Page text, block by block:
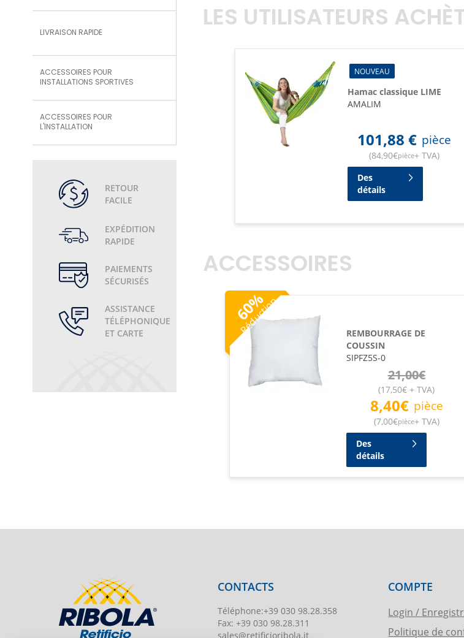
LIVRAISON RAPIDE
ACCESSOIRES POUR
INSTALLATIONS SPORTIVES
ACCESSOIRES POUR
L'INSTALLATION
RETOUR
FACILE
EXPÉDITION
RAPIDE
PAIEMENTS
SÉCURISÉS
ASSISTANCE
TÉLÉPHONIQUE
ET CARTE
LES UTILISATEURS
NOUVEAU
Hamac classique LIME
AMALIM
101,88 € pièce
(84,90€pièce+ TVA)
Des
détails
ACCESSOIRES
60
%
Réduction
REMBOURRAGE DE
COUSSIN
SIPFZ5S-0
21,00€
(17,50€ + TVA)
8,40€ pièce
(7,00€pièce+ TVA)
Des
détails
CONTACTS
Téléphone:+39 030 98.28.358
Fax: +39 030 98.28.311
sales@retificioribola.it
COMPTE
Login /
Politique de